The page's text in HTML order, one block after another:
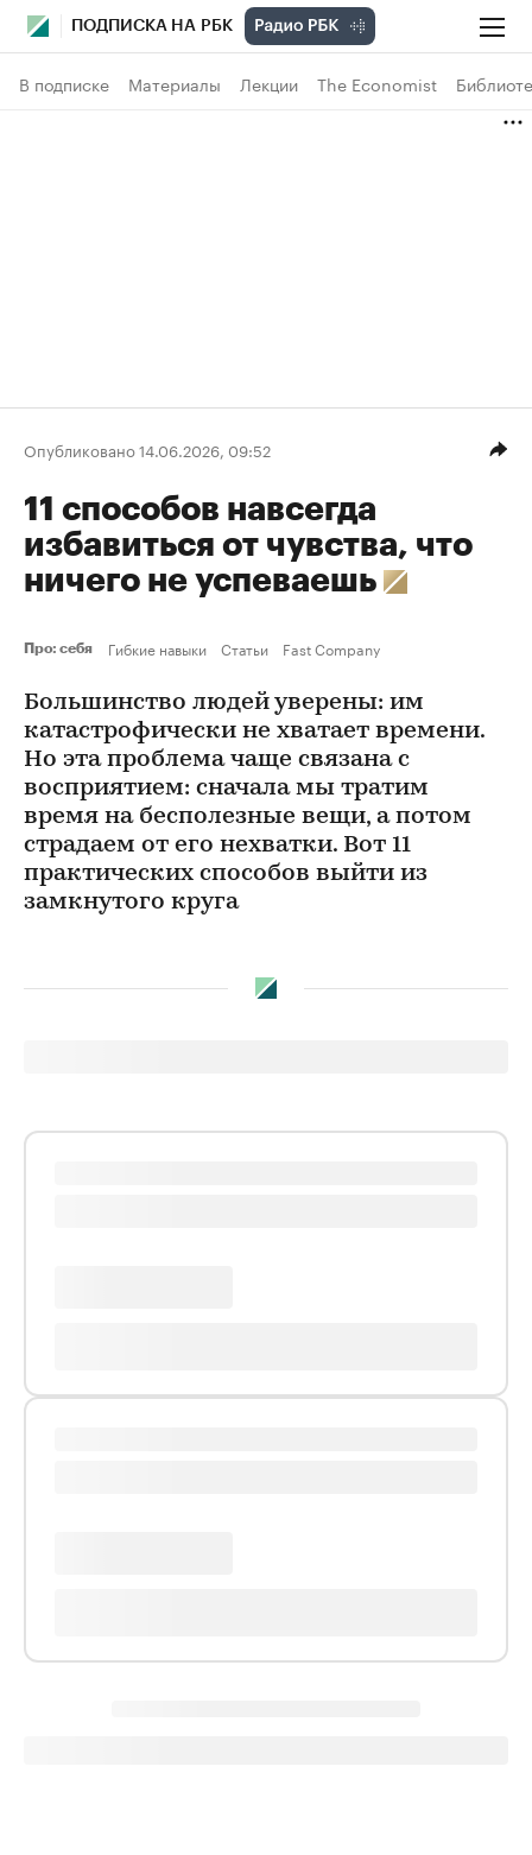
ПОДПИСКА НА РБК
В подписке Материалы Лекции The Economist
Опубликовано 14.06.2026, 09:52
11 способов навсегда
избавиться от чувства, что
ничего не успеваешь
Про: себя Гибкие навыки Статьи Fast Company
Большинство людей уверены: им
катастрофически не хватает времени.
Но эта проблема чаще связана с
восприятием: сначала мы тратим
время на бесполезные вещи, а потом
страдаем от его нехватки. Вот 11
практических способов выйти из
замкнутого круга